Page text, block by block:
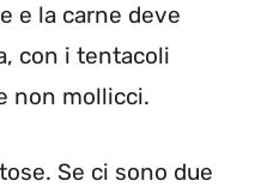
e la carne deve
con i tentacoli
non mollicci.
Se ci sono due